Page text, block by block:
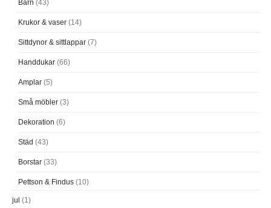
Barn (43)
Krukor & vaser (14)
Sittdynor & sittlappar (7)
Handdukar (66)
Amplar (5)
Små möbler (3)
Dekoration (6)
Städ (43)
Borstar (33)
Pettson & Findus (10)
jul (1)